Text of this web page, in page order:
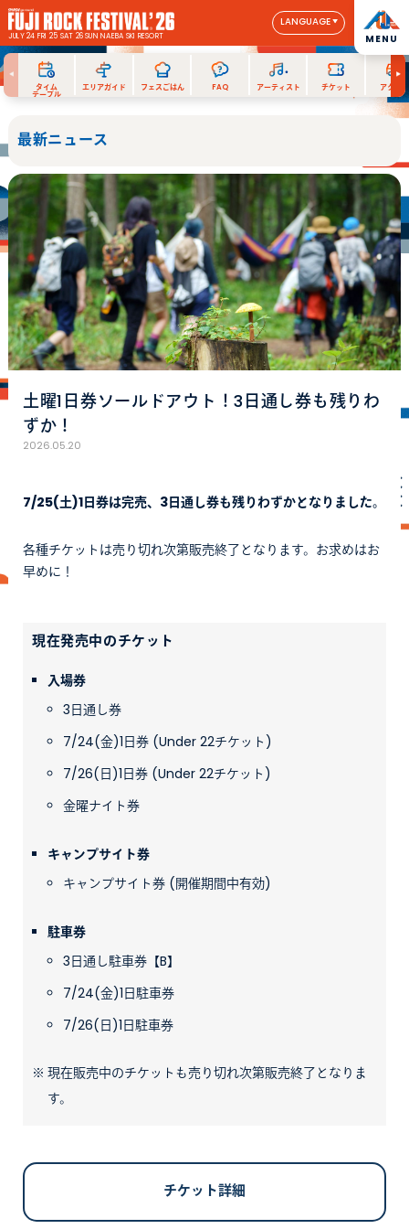
JULY 24 FRI 25 SAT 26 SUNNAEBA SKI RESORT
LANGUAGE
MENU
タイム
テーブル
エリアガイド フェスごはん FAQ アーティスト チケット アクセス
最新ニュース
土曜1日券ソールドアウト！3日通し券も残りわ
ずか！
2026.05.20
7/25(土)1日券は完売、3日通し券も残りわずかとなりました。
各種チケットは売り切れ次第販売終了となります。お求めはお
早めに！
現在発売中のチケット
入場券
3日通し券
7/24(金)1日券 (Under 22チケット)
7/26(日)1日券 (Under 22チケット)
金曜ナイト券
キャンプサイト券
キャンプサイト券 (開催期間中有効)
駐車券
3日通し駐車券【B】
7/24(金)1日駐車券
7/26(日)1日駐車券
現在販売中のチケットも売り切れ次第販売終了となりま
す。
チケット詳細